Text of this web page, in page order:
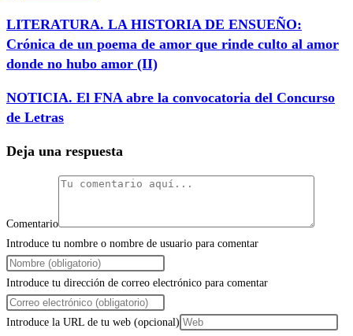
LITERATURA. LA HISTORIA DE ENSUEÑO:
Crónica de un poema de amor que rinde culto al amor
donde no hubo amor (II)
NOTICIA. El FNA abre la convocatoria del Concurso
de Letras
Deja una respuesta
Comentario
Introduce tu nombre o nombre de usuario para comentar
Introduce tu dirección de correo electrónico para comentar
Introduce la URL de tu web (opcional)